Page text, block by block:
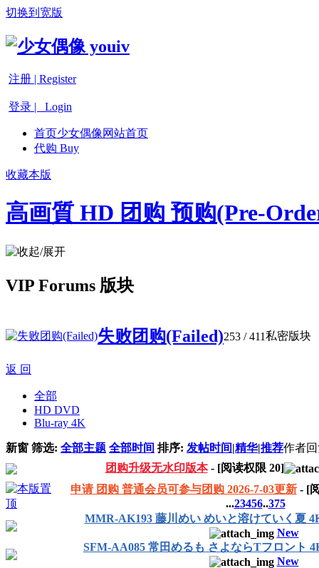
切换到宽版
注册 | Register
登录 | Login
首页少女偶像网站首页
代购 Buy
收藏本版
高画質 HD 团购 预购(Pre-
VIP Forums 版块
失败团购(Failed)253 / 411私密版块
返 回
全部
HD DVD
Blu-ray 4K
新窗 筛选: 全部主题 全部时间 排序: 发帖时间|精华|推荐作者
团购升级无水印版本- [阅读权限 20]
申请 团购 普通会员可参与团购 2026-7-03更新- [
...23456..375
MMR-AK193 藤川めい めいと溶けていく夏
New
SFM-AA085 常田めるも さよならTフロント
New